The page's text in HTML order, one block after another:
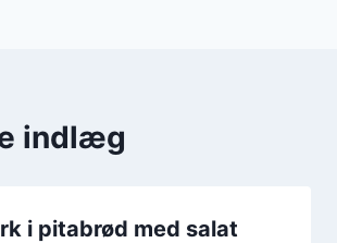
indlæg
i pitabrød med salat